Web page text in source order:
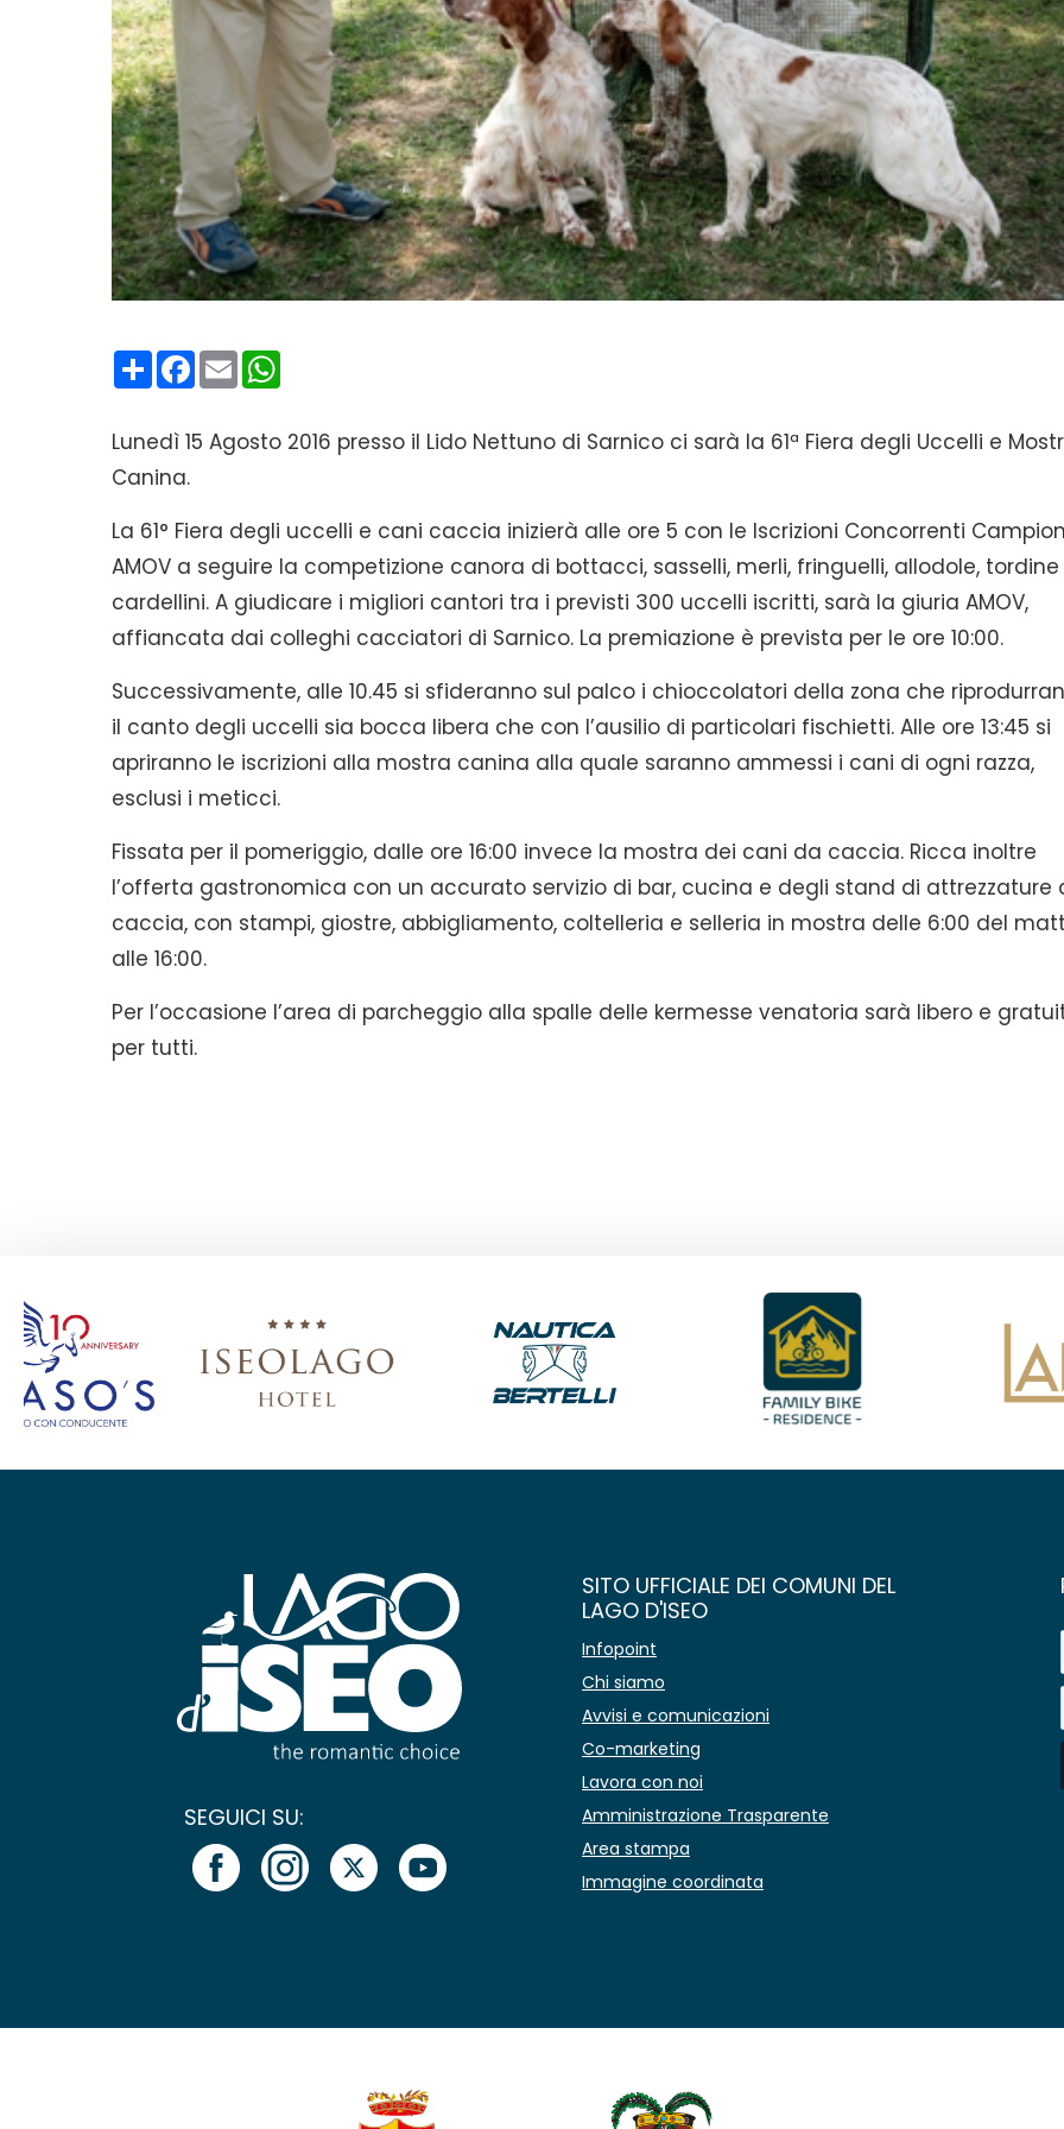
CondividiFacebook
Email
Lunedì 15 Agosto 2016 presso il Lido Nettuno di Sarnico ci sarà la 61ª Fiera degli Uccelli e
Canina.
La 61° Fiera degli uccelli e cani caccia inizierà alle ore 5 con le Iscrizioni Concorrenti
AMOV a seguire la competizione canora di bottacci, sasselli, merli, fringuelli, allodole, tordine
cardellini. A giudicare i migliori cantori tra i previsti 300 uccelli iscritti, sarà la giuria AMOV,
affiancata dai colleghi cacciatori di Sarnico. La premiazione è prevista per le ore 10:00.
Successivamente, alle 10.45 si sfideranno sul palco i chioccolatori della zona che
il canto degli uccelli sia bocca libera che con l’ausilio di particolari fischietti. Alle ore 13:45 si
apriranno le iscrizioni alla mostra canina alla quale saranno ammessi i cani di ogni razza,
esclusi i meticci.
Fissata per il pomeriggio, dalle ore 16:00 invece la mostra dei cani da caccia. Ricca inoltre
l’offerta gastronomica con un accurato servizio di bar, cucina e degli stand di attrezzature
caccia, con stampi, giostre, abbigliamento, coltelleria e selleria in mostra delle 6:00 del
alle 16:00.
Per l’occasione l’area di parcheggio alla spalle delle kermesse venatoria sarà libero e
per tutti.
SEGUICI SU:
SITO UFFICIALE DEI COMUNI DEL
LAGO D'ISEO
Infopoint
Chi siamo
Avvisi e comunicazioni
Co-marketing
Lavora con noi
Amministrazione Trasparente
Area stampa
Immagine coordinata